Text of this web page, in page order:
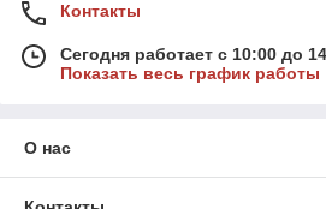
Контакты
Сегодня работает с 10:00 до
Показать весь график работы
О нас